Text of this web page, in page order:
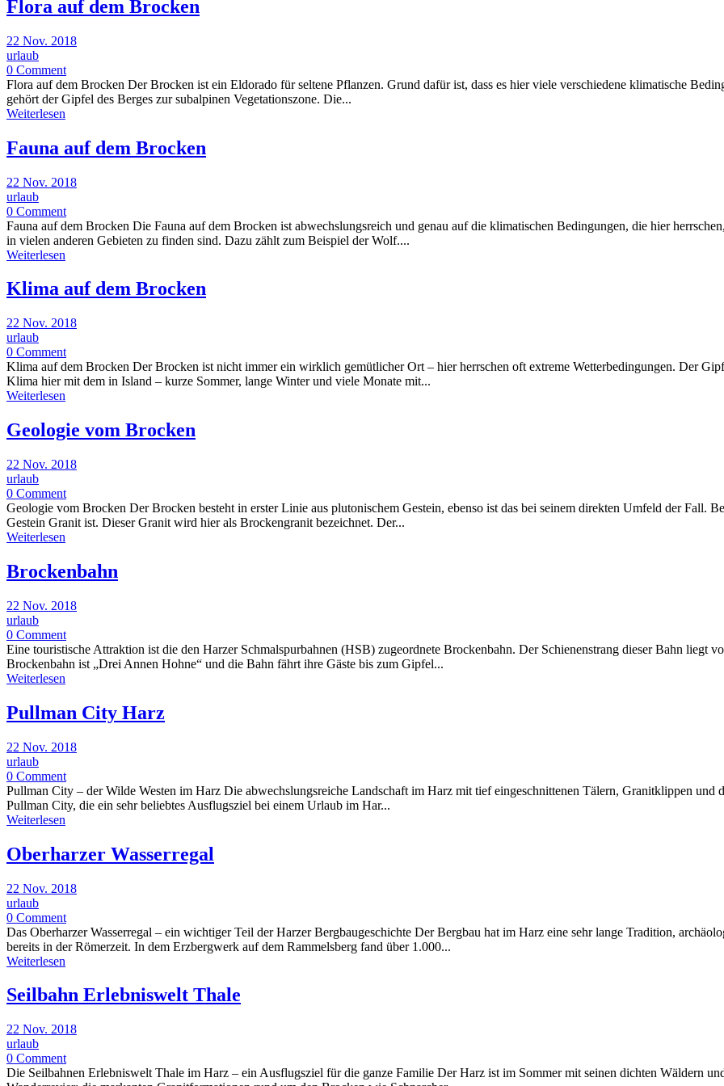
Flora auf dem Brocken
22 Nov. 2018
urlaub
0 Comment
Flora auf dem Brocken Der Brocken ist ein Eldorado für seltene Pflanzen. Grund dafür ist, dass es hier viele verschiedene klimatische
gehört der Gipfel des Berges zur subalpinen Vegetationszone. Die...
Weiterlesen
Fauna auf dem Brocken
22 Nov. 2018
urlaub
0 Comment
Fauna auf dem Brocken Die Fauna auf dem Brocken ist abwechslungsreich und genau auf die klimatischen Bedingungen, die hier
in vielen anderen Gebieten zu finden sind. Dazu zählt zum Beispiel der Wolf....
Weiterlesen
Klima auf dem Brocken
22 Nov. 2018
urlaub
0 Comment
Klima auf dem Brocken Der Brocken ist nicht immer ein wirklich gemütlicher Ort – hier herrschen oft extreme Wetterbedingungen. Der
Klima hier mit dem in Island – kurze Sommer, lange Winter und viele Monate mit...
Weiterlesen
Geologie vom Brocken
22 Nov. 2018
urlaub
0 Comment
Geologie vom Brocken Der Brocken besteht in erster Linie aus plutonischem Gestein, ebenso ist das bei seinem direkten Umfeld der Fall.
Gestein Granit ist. Dieser Granit wird hier als Brockengranit bezeichnet. Der...
Weiterlesen
Brockenbahn
22 Nov. 2018
urlaub
0 Comment
Eine touristische Attraktion ist die den Harzer Schmalspurbahnen (HSB) zugeordnete Brockenbahn. Der Schienenstrang dieser Bahn liegt
Brockenbahn ist „Drei Annen Hohne“ und die Bahn fährt ihre Gäste bis zum Gipfel...
Weiterlesen
Pullman City Harz
22 Nov. 2018
urlaub
0 Comment
Pullman City – der Wilde Westen im Harz Die abwechslungsreiche Landschaft im Harz mit tief eingeschnittenen Tälern, Granitklippen und
Pullman City, die ein sehr beliebtes Ausflugsziel bei einem Urlaub im Har...
Weiterlesen
Oberharzer Wasserregal
22 Nov. 2018
urlaub
0 Comment
Das Oberharzer Wasserregal – ein wichtiger Teil der Harzer Bergbaugeschichte Der Bergbau hat im Harz eine sehr lange Tradition,
bereits in der Römerzeit. In dem Erzbergwerk auf dem Rammelsberg fand über 1.000...
Weiterlesen
Seilbahn Erlebniswelt Thale
22 Nov. 2018
urlaub
0 Comment
Die Seilbahnen Erlebniswelt Thale im Harz – ein Ausflugsziel für die ganze Familie Der Harz ist im Sommer mit seinen dichten Wäldern